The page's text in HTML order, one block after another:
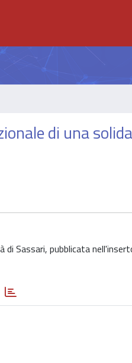
di una
Sassari, pubblicata